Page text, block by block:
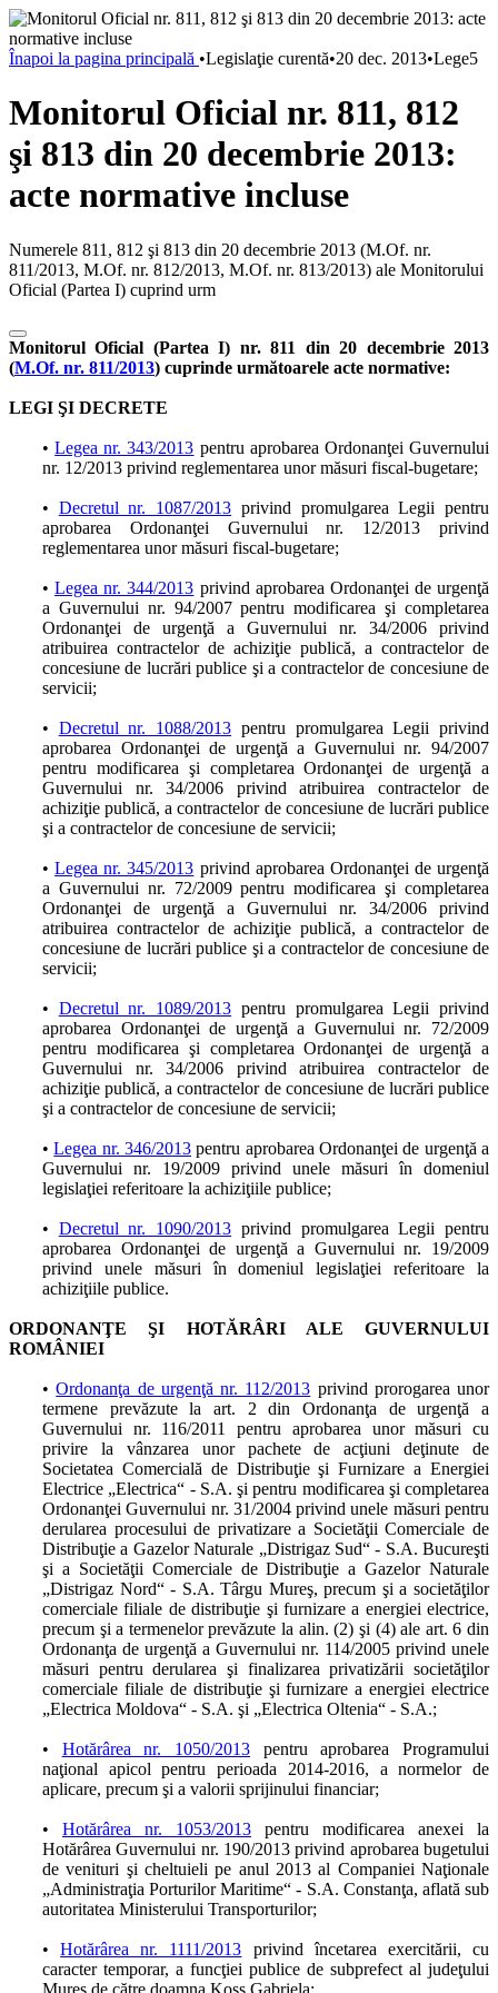
Înapoi la pagina principală •Legislaţie curentă•20 dec. 2013•Lege5
Monitorul Oficial nr. 811, 812
şi 813 din 20 decembrie 2013:
acte normative incluse
Numerele 811, 812 şi 813 din 20 decembrie 2013 (M.Of. nr.
811/2013, M.Of. nr. 812/2013, M.Of. nr. 813/2013) ale Monitorului
Oficial (Partea I) cuprind urm
Monitorul Oficial (Partea I) nr. 811 din 20 decembrie 2013
(M.Of. nr. 811/2013) cuprinde următoarele acte normative:
LEGI ŞI DECRETE
•Legea nr. 343/2013 pentru aprobarea Ordonanţei Guvernului
nr. 12/2013 privind reglementarea unor măsuri fiscal-bugetare;
• Decretul nr. 1087/2013 privind promulgarea Legii pentru
aprobarea Ordonanţei Guvernului nr. 12/2013 privind
reglementarea unor măsuri fiscal-bugetare;
•Legea nr. 344/2013 privind aprobarea Ordonanţei de urgenţă
a Guvernului nr. 94/2007 pentru modificarea şi completarea
Ordonanţei de urgenţă a Guvernului nr. 34/2006 privind
atribuirea contractelor de achiziţie publică, a contractelor de
concesiune de lucrări publice şi a contractelor de concesiune de
servicii;
• Decretul nr. 1088/2013 pentru promulgarea Legii privind
aprobarea Ordonanţei de urgenţă a Guvernului nr. 94/2007
pentru modificarea şi completarea Ordonanţei de urgenţă a
Guvernului nr. 34/2006 privind atribuirea contractelor de
achiziţie publică, a contractelor de concesiune de lucrări publice
şi a contractelor de concesiune de servicii;
•Legea nr. 345/2013 privind aprobarea Ordonanţei de urgenţă
a Guvernului nr. 72/2009 pentru modificarea şi completarea
Ordonanţei de urgenţă a Guvernului nr. 34/2006 privind
atribuirea contractelor de achiziţie publică, a contractelor de
concesiune de lucrări publice şi a contractelor de concesiune de
servicii;
• Decretul nr. 1089/2013 pentru promulgarea Legii privind
aprobarea Ordonanţei de urgenţă a Guvernului nr. 72/2009
pentru modificarea şi completarea Ordonanţei de urgenţă a
Guvernului nr. 34/2006 privind atribuirea contractelor de
achiziţie publică, a contractelor de concesiune de lucrări publice
şi a contractelor de concesiune de servicii;
•Legea nr. 346/2013 pentru aprobarea Ordonanţei de urgenţă a
Guvernului nr. 19/2009 privind unele măsuri în domeniul
legislaţiei referitoare la achiziţiile publice;
• Decretul nr. 1090/2013 privind promulgarea Legii pentru
aprobarea Ordonanţei de urgenţă a Guvernului nr. 19/2009
privind unele măsuri în domeniul legislaţiei referitoare la
achiziţiile publice.
ORDONANŢE ŞI HOTĂRÂRI ALE GUVERNULUI
ROMÂNIEI
•Ordonanţa de urgenţă nr. 112/2013 privind prorogarea unor
termene prevăzute la art. 2 din Ordonanţa de urgenţă a
Guvernului nr. 116/2011 pentru aprobarea unor măsuri cu
privire la vânzarea unor pachete de acţiuni deţinute de
Societatea Comercială de Distribuţie şi Furnizare a Energiei
Electrice „Electrica“ - S.A. şi pentru modificarea şi completarea
Ordonanţei Guvernului nr. 31/2004 privind unele măsuri pentru
derularea procesului de privatizare a Societăţii Comerciale de
Distribuţie a Gazelor Naturale „Distrigaz Sud“ - S.A. Bucureşti
şi a Societăţii Comerciale de Distribuţie a Gazelor Naturale
„Distrigaz Nord“ - S.A. Târgu Mureş, precum şi a societăţilor
comerciale filiale de distribuţie şi furnizare a energiei electrice,
precum şi a termenelor prevăzute la alin. (2) şi (4) ale art. 6 din
Ordonanţa de urgenţă a Guvernului nr. 114/2005 privind unele
măsuri pentru derularea şi finalizarea privatizării societăţilor
comerciale filiale de distribuţie şi furnizare a energiei electrice
„Electrica Moldova“ - S.A. şi „Electrica Oltenia“ - S.A.;
• Hotărârea nr. 1050/2013 pentru aprobarea Programului
naţional apicol pentru perioada 2014-2016, a normelor de
aplicare, precum şi a valorii sprijinului financiar;
• Hotărârea nr. 1053/2013 pentru modificarea anexei la
Hotărârea Guvernului nr. 190/2013 privind aprobarea bugetului
de venituri şi cheltuieli pe anul 2013 al Companiei Naţionale
„Administraţia Porturilor Maritime“ - S.A. Constanţa, aflată sub
autoritatea Ministerului Transporturilor;
•Hotărârea nr. 1111/2013 privind încetarea exercitării, cu
caracter temporar, a funcţiei publice de subprefect al judeţului
Mureş de către doamna Koss Gabriela;